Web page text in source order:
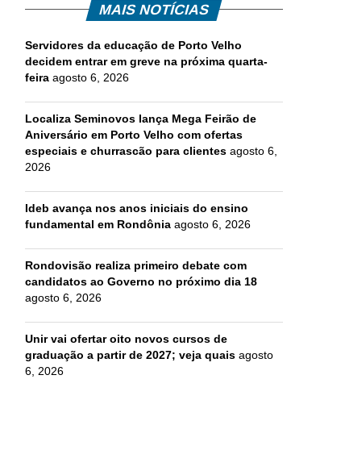
MAIS NOTÍCIAS
Servidores da educação de Porto Velho
decidem entrar em greve na próxima quarta-
feira agosto 6, 2026
Localiza Seminovos lança Mega Feirão de
Aniversário em Porto Velho com ofertas
especiais e churrascão para clientes agosto 6,
2026
Ideb avança nos anos iniciais do ensino
fundamental em Rondônia agosto 6, 2026
Rondovisão realiza primeiro debate com
candidatos ao Governo no próximo dia 18
agosto 6, 2026
Unir vai ofertar oito novos cursos de
graduação a partir de 2027; veja quais agosto
6, 2026